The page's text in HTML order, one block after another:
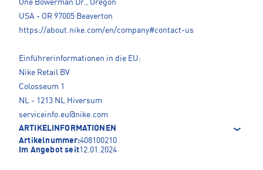
One Bowerman Dr., Oregon
USA - OR 97005 Beaverton
https://about.nike.com/en/company#contact-us
Einführerinformationen in die EU:
Nike Retail BV
Colosseum 1
NL - 1213 NL Hiversum
serviceinfo.eu@nike.com
ARTIKELINFORMATIONEN
Artikelnummer:408100210
Im Angebot seit12.01.2024